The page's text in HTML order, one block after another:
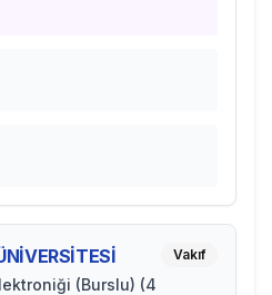
(Burslu) (4
Vakıf